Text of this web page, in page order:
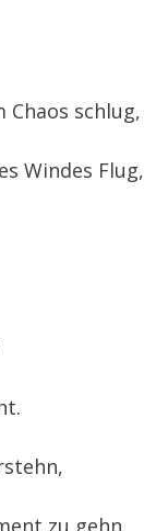
Chaos schlug,
Windes Flug,